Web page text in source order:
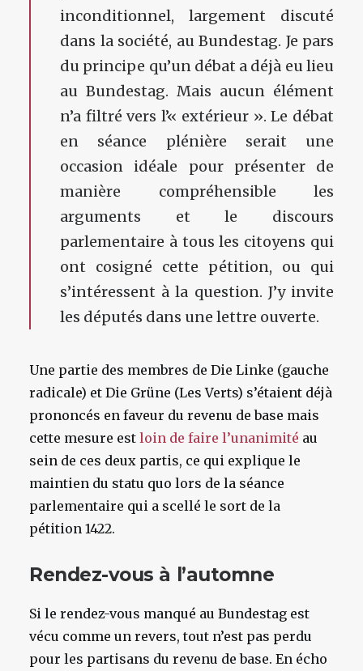
inconditionnel, largement discuté
dans la société, au Bundestag. Je pars
du principe qu’un débat a déjà eu lieu
au Bundestag. Mais aucun élément
n’a filtré vers l’« extérieur ». Le débat
en séance plénière serait une
occasion idéale pour présenter de
manière compréhensible les
arguments et le discours
parlementaire à tous les citoyens qui
ont cosigné cette pétition, ou qui
s’intéressent à la question. J’y invite
les députés dans une lettre ouverte.
Une partie des membres de Die Linke (gauche
radicale) et Die Grüne (Les Verts) s’étaient déjà
prononcés en faveur du revenu de base mais
cette mesure est loin de faire l’unanimité au
sein de ces deux partis, ce qui explique le
maintien du statu quo lors de la séance
parlementaire qui a scellé le sort de la
pétition 1422.
Rendez-vous à l’automne
Si le rendez-vous manqué au Bundestag est
vécu comme un revers, tout n’est pas perdu
pour les partisans du revenu de base. En écho